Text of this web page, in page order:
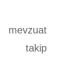
takip